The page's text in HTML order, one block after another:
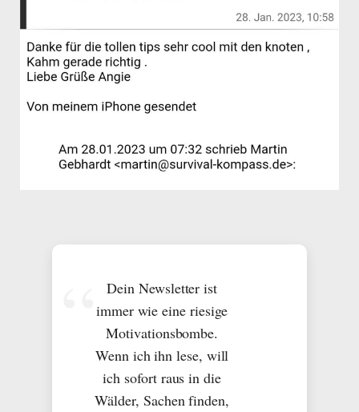
Dein Newsletter ist
immer wie eine riesige
Motivationsbombe.
Wenn ich ihn lese, will
ich sofort raus in die
Wälder, Sachen finden,